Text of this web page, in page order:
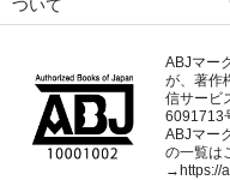
ついて
ABJマー
が、著作
信サービ
6091713
ABJマー
の一覧は
→https://